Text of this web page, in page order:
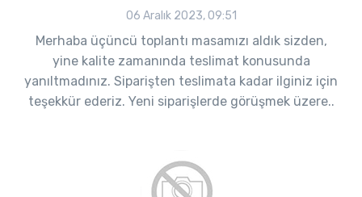
06 Aralık 2023, 09:51
Merhaba üçüncü toplantı masamızı aldık sizden,
yine kalite zamanında teslimat konusunda
yanıltmadınız. Siparişten teslimata kadar ilginiz için
teşekkür ederiz. Yeni siparişlerde görüşmek üzere..